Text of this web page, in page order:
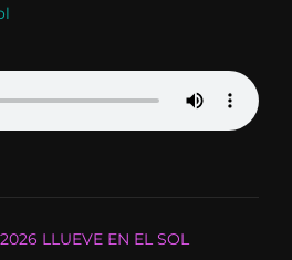
LLUEVE EN EL SOL